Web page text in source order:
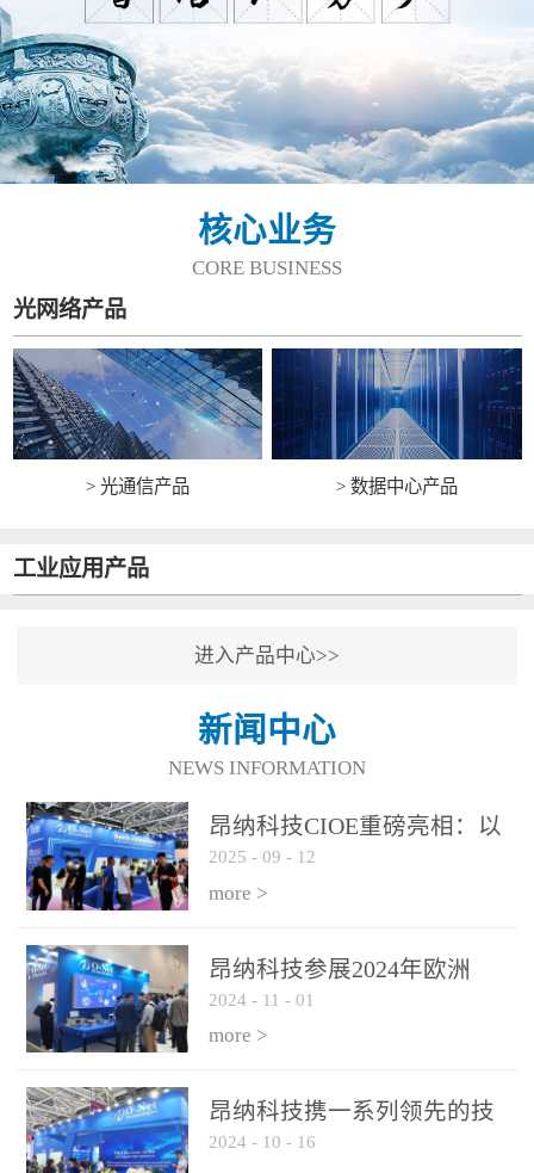
核心业务
CORE BUSINESS
光网络产品
> 光通信产品 > 数据中心产品
工业应用产品
进入产品中心>>
新闻中心
NEWS INFORMATION
昂纳科技CIOE重磅亮相：以
光通信创新引擎，驱动AI与
算力互联新时代
2025 - 09 - 12
more >
昂纳科技参展2024年欧洲
ECOC展会
2024 - 11 - 01
more >
昂纳科技携一系列领先的技
术平台和优秀产品参展2024
2024 - 10 - 16